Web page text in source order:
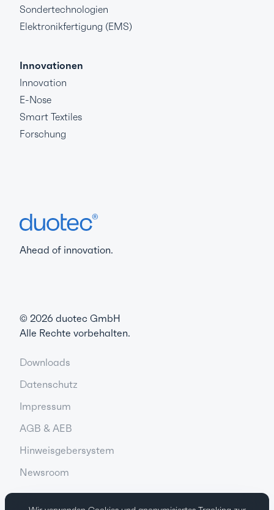
Sondertechnologien
Elektronikfertigung (EMS)
Innovationen
Innovation
E-Nose
Smart Textiles
Forschung
Ahead of innovation.
© 2026 duotec GmbH
Alle Rechte vorbehalten.
Downloads
Datenschutz
Impressum
AGB & AEB
Hinweisgebersystem
Newsroom